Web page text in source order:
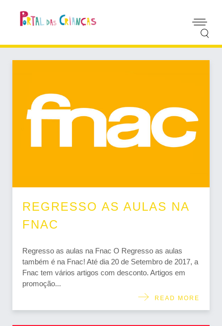
REGRESSO AS AULAS NA
FNAC
Regresso as aulas na Fnac O Regresso as aulas
também é na Fnac! Até dia 20 de Setembro de 2017, a
Fnac tem vários artigos com desconto. Artigos em
promoção...
READ MORE